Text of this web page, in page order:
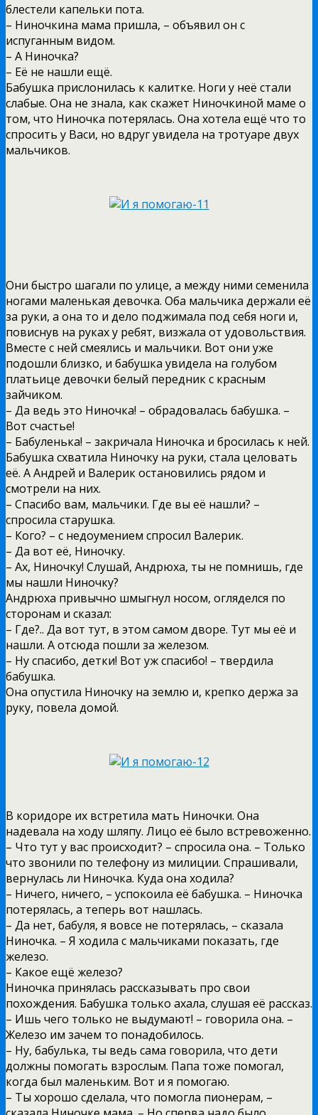
блестели капельки пота.
– Ниночкина мама пришла, – объявил он с
испуганным видом.
– А Ниночка?
– Её не нашли ещё.
Бабушка прислонилась к калитке. Ноги у неё стали
слабые. Она не знала, как скажет Ниночкиной маме о
том, что Ниночка потерялась. Она хотела ещё что то
спросить у Васи, но вдруг увидела на тротуаре двух
мальчиков.
Они быстро шагали по улице, а между ними семенила
ногами маленькая девочка. Оба мальчика держали её
за руки, а она то и дело поджимала под себя ноги и,
повиснув на руках у ребят, визжала от удовольствия.
Вместе с ней смеялись и мальчики. Вот они уже
подошли близко, и бабушка увидела на голубом
платьице девочки белый передник с красным
зайчиком.
– Да ведь это Ниночка! – обрадовалась бабушка. –
Вот счастье!
– Бабуленька! – закричала Ниночка и бросилась к ней.
Бабушка схватила Ниночку на руки, стала целовать
её. А Андрей и Валерик остановились рядом и
смотрели на них.
– Спасибо вам, мальчики. Где вы её нашли? –
спросила старушка.
– Кого? – с недоумением спросил Валерик.
– Да вот её, Ниночку.
– Ах, Ниночку! Слушай, Андрюха, ты не помнишь, где
мы нашли Ниночку?
Андрюха привычно шмыгнул носом, огляделся по
сторонам и сказал:
– Где?.. Да вот тут, в этом самом дворе. Тут мы её и
нашли. А отсюда пошли за железом.
– Ну спасибо, детки! Вот уж спасибо! – твердила
бабушка.
Она опустила Ниночку на землю и, крепко держа за
руку, повела домой.
В коридоре их встретила мать Ниночки. Она
надевала на ходу шляпу. Лицо её было встревоженно.
– Что тут у вас происходит? – спросила она. – Только
что звонили по телефону из милиции. Спрашивали,
вернулась ли Ниночка. Куда она ходила?
– Ничего, ничего, – успокоила её бабушка. – Ниночка
потерялась, а теперь вот нашлась.
– Да нет, бабуля, я вовсе не потерялась, – сказала
Ниночка. – Я ходила с мальчиками показать, где
железо.
– Какое ещё железо?
Ниночка принялась рассказывать про свои
похождения. Бабушка только ахала, слушая её рассказ.
– Ишь чего только не выдумают! – говорила она. –
Железо им зачем то понадобилось.
– Ну, бабулька, ты ведь сама говорила, что дети
должны помогать взрослым. Папа тоже помогал,
когда был маленьким. Вот и я помогаю.
– Ты хорошо сделала, что помогла пионерам, –